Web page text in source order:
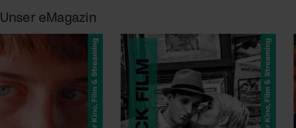
Unser eMagazin